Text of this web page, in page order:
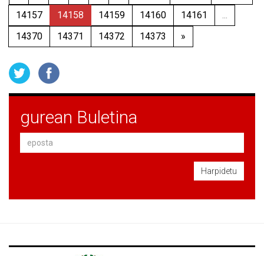
14157
14158 14159 14160 14161
...
14370
14371 14372 14373 »
gurean Buletina
Harpidetu